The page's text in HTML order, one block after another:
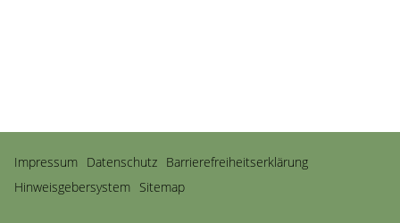
Navigation
überspringen
Impressum Datenschutz Barrierefreiheitserklärung
Hinweisgebersystem Sitemap